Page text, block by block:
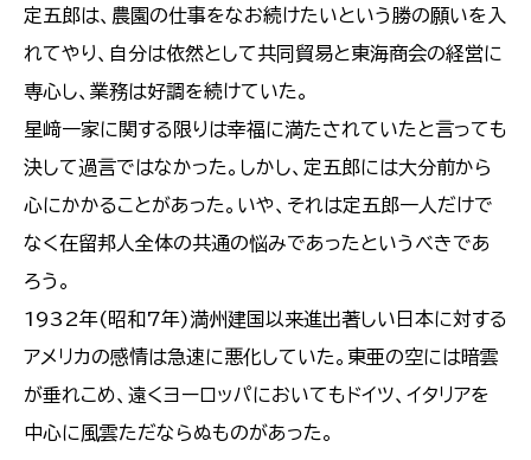
定五郎は、農園の仕事をなお続けたいという勝の願いを入
れてやり、自分は依然として共同貿易と東海商会の経営に
専心し、業務は好調を続けていた。
星﨑一家に関する限りは幸福に満たされていたと言っても
決して過言ではなかった。しかし、定五郎には大分前から
心にかかることがあった。いや、それは定五郎一人だけで
なく在留邦人全体の共通の悩みであったというべきであ
ろう。
1932年(昭和7年)満州建国以来進出著しい日本に対する
アメリカの感情は急速に悪化していた。東亜の空には暗雲
が垂れこめ、遠くヨーロッパにおいてもドイツ、イタリアを
中心に風雲ただならぬものがあった。